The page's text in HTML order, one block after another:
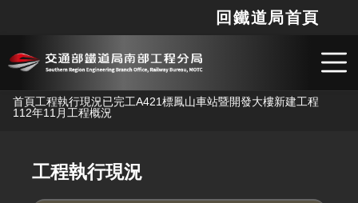
跳到主要內容
回鐵道局首頁
首頁工程執行現況已完工A421標鳳山車站暨開發大樓新建工程
112年11月工程概況
工程執行現況